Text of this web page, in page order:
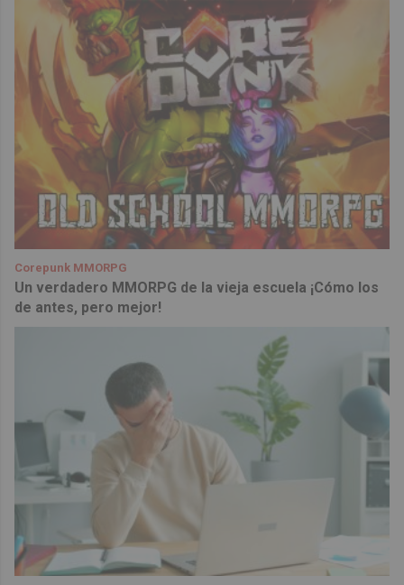
Corepunk MMORPG
Un verdadero MMORPG de la vieja escuela ¡Cómo los
de antes, pero mejor!